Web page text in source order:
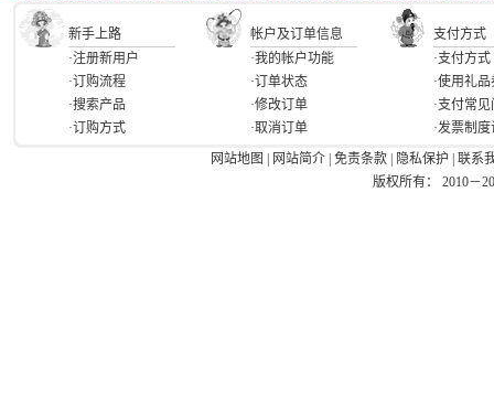
新手上路 帐户及订单信息
支付方式
·注册新用户
·订购流程
·搜索产品
·订购方式
·我的帐户功能
·订单状态
·修改订单
·取消订单
·支付方式
·使用礼品
·支付常
·发票制
网站地图
网站简介 免责条款 隐私保护
联系
版权所有： 2010－